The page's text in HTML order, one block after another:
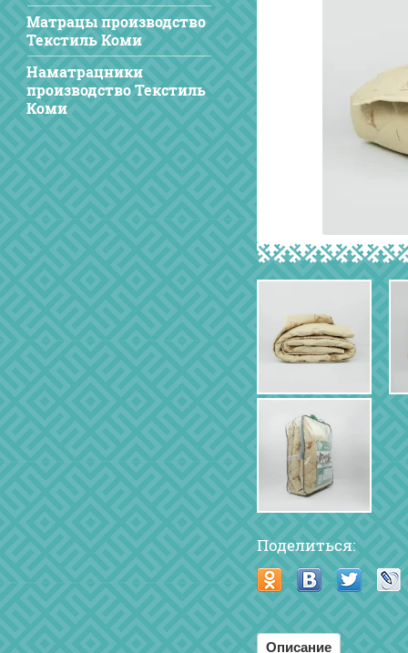
Поделиться:
Описание
Матрацы производство
Текстиль Коми
Наматрацники
производство Текстиль
Коми